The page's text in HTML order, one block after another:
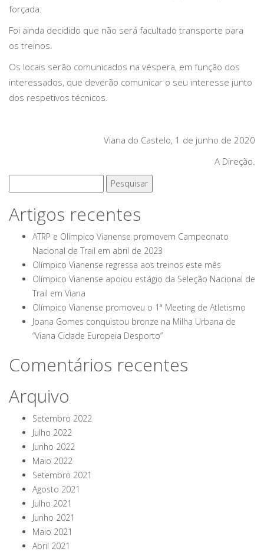
forçada.
Foi ainda decidido que não será facultado transporte para
os treinos.
Os locais serão comunicados na véspera, em função dos
interessados, que deverão comunicar o seu interesse junto
dos respetivos técnicos.
Viana do Castelo, 1 de junho de 2020
A Direção.
por:
Artigos recentes
ATRP e Olímpico Vianense promovem Campeonato
Nacional de Trail em abril de 2023
Olímpico Vianense regressa aos treinos este mês
Olímpico Vianense apoiou estágio da Seleção Nacional de
Trail em Viana
Olímpico Vianense promoveu o 1ª Meeting de Atletismo
Joana Gomes conquistou bronze na Milha Urbana de
“Viana Cidade Europeia Desporto”
Comentários recentes
Arquivo
Setembro 2022
Julho 2022
Junho 2022
Maio 2022
Setembro 2021
Agosto 2021
Julho 2021
Junho 2021
Maio 2021
Abril 2021